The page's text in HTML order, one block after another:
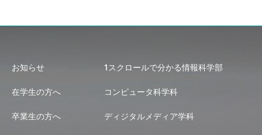
お知らせ
在学生の方へ
卒業生の方へ
1スクロールで分かる情報科学部
コンピュータ科学科
ディジタルメディア学科